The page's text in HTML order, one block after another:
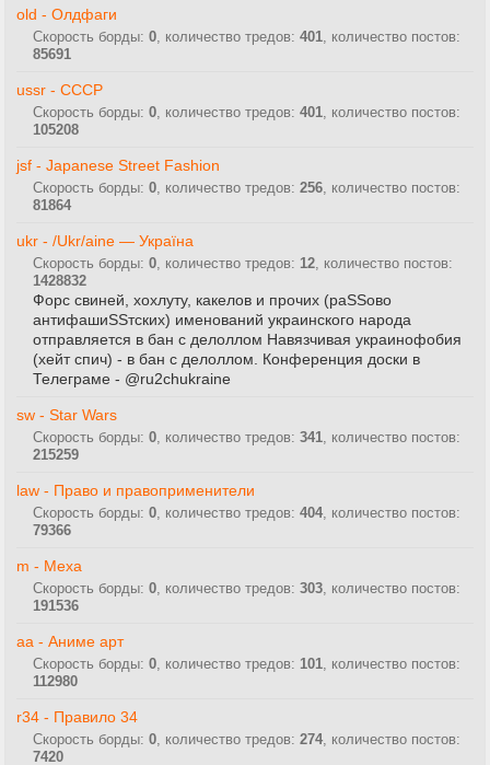
old - Олдфаги
Скорость борды:0 , количество тредов:401 , количество постов:
85691
ussr - СССР
Скорость борды:0 , количество тредов:401 , количество постов:
105208
jsf - Japanese Street Fashion
Скорость борды:0 , количество тредов:256 , количество постов:
81864
ukr - /Ukr/aine — Україна
Скорость борды:0 , количество тредов: 12 , количество постов:
1428832
Форс свиней, хохлуту, какелов и прочих (раSSово
антифашиSSтских) именований украинского народа
отправляется в бан с делоллом Навязчивая украинофобия
(хейт спич) - в бан с делоллом. Конференция доски в
Телеграме - @ru2chukraine
sw - Star Wars
Скорость борды:0 , количество тредов:341 , количество постов:
215259
law - Право и правоприменители
Скорость борды:0 , количество тредов:404 , количество постов:
79366
m - Меха
Скорость борды:0 , количество тредов:303 , количество постов:
191536
aa - Аниме арт
Скорость борды:0 , количество тредов: 101 , количество постов:
112980
r34 - Правило 34
Скорость борды:0 , количество тредов:274 , количество постов:
7420